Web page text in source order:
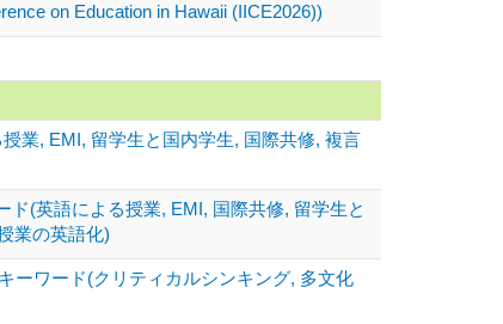
on Education in Hawaii (IICE2026))
業, EMI, 留学生と国内学生, 国際共修, 複言
(英語による授業, EMI, 国際共修, 留学生と
業の英語化)
ーワード(クリティカルシンキング, 多文化